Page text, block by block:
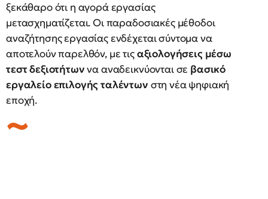
ξεκάθαρο ότι η αγορά εργασίας
μετασχηματίζεται. Οι παραδοσιακές μέθοδοι
αναζήτησης εργασίας ενδέχεται σύντομα να
αποτελούν παρελθόν, με τιςαξιολογήσεις μέσω
τεστ δεξιοτήτωννα αναδεικνύονται σε βασικό
εργαλείο επιλογής ταλέντων στη νέα ψηφιακή
εποχή.